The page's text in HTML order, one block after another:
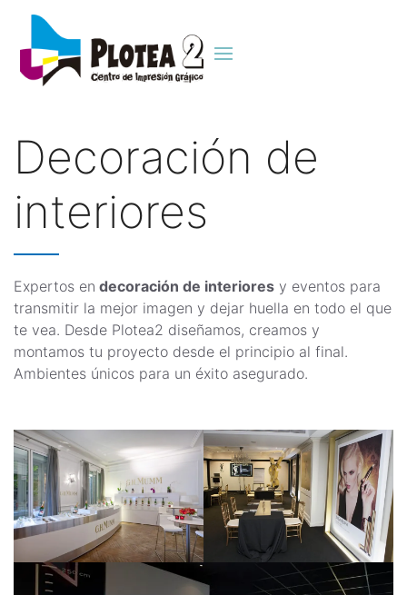
Decoración de
interiores
Expertos en decoración de interiores y eventos para
transmitir la mejor imagen y dejar huella en todo el que
te vea. Desde Plotea2 diseñamos, creamos y
montamos tu proyecto desde el principio al final.
Ambientes únicos para un éxito asegurado.